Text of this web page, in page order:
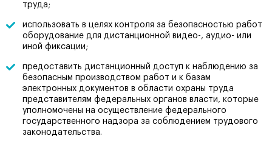
труда;
использовать в целях контроля за безопасностью работ
оборудование для дистанционной видео-, аудио- или
иной фиксации;
предоставить дистанционный доступ к наблюдению за
безопасным производством работ и к базам
электронных документов в области охраны труда
представителям федеральных органов власти, которые
уполномочены на осуществление федерального
государственного надзора за соблюдением трудового
законодательства.